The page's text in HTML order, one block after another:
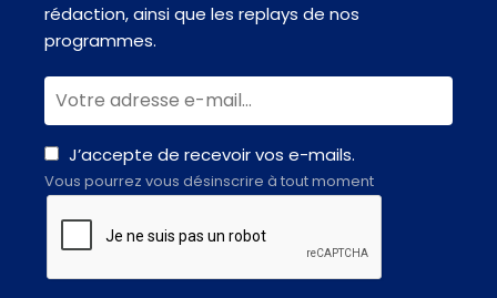
rédaction, ainsi que les replays de nos
programmes.
J’accepte de recevoir vos e-mails.
Vous pourrez vous désinscrire à tout moment